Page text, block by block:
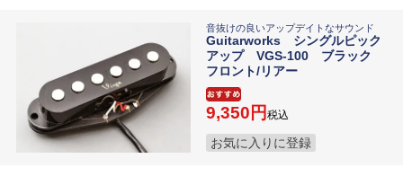
音抜けの良いアップデイトなサウンド
Guitarworks シングルピック
アップ VGS-100 ブラック
フロント/リアー
9,350 税込
お気に入りに登録